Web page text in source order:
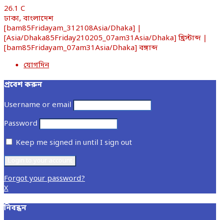
26.1 C
ঢাকা, বাংলাদেশ
[bam85Fridayam_312108Asia/Dhaka] |
[Asia/Dhaka85Friday210205_07am31Asia/Dhaka] খ্রিস্টাব্দ |
[bam85Fridayam_07am31Asia/Dhaka] বঙ্গাব্দ
যোগদিন
প্রবেশ করুন
Username or email
Password
Keep me signed in until I sign out
Forgot your password?
X
নিবন্ধন